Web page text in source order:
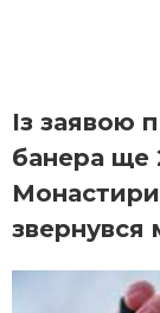
Із заявою
банера ще
звернувся